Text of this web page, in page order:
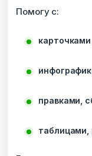
Помогу с:
правками,
таблицами,